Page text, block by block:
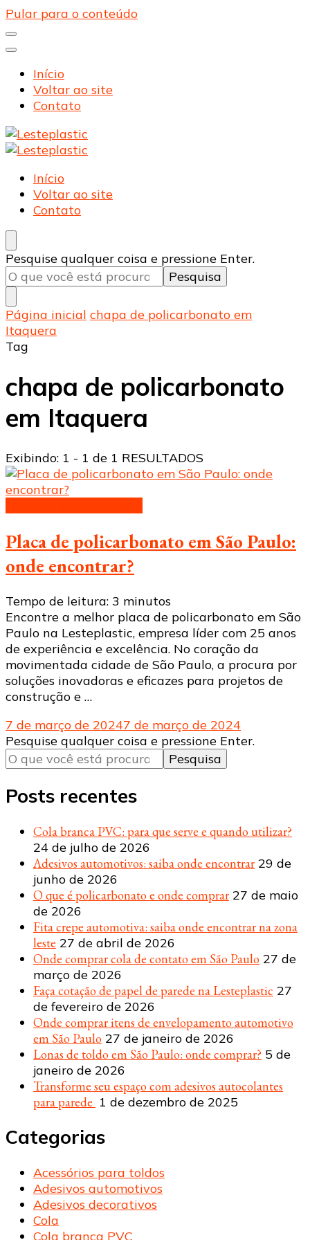
Pular para o conteúdo
Início
Voltar ao site
Contato
Lesteplastic
Blog – Lesteplastic
Lesteplastic
Blog – Lesteplastic
Início
Voltar ao site
Contato
Procurando
algo?
Pesquise qualquer coisa e pressione Enter.
Página inicial chapa de policarbonato em
Itaquera
Tag
chapa de policarbonato
em Itaquera
Exibindo: 1 - 1 de 1 RESULTADOS
Placa de policarbonato em São Paulo:
onde encontrar?
Tempo de leitura: 3 minutos
Encontre a melhor placa de policarbonato em São
Paulo na Lesteplastic, empresa líder com 25 anos
de experiência e excelência. No coração da
movimentada cidade de São Paulo, a procura por
soluções inovadoras e eficazes para projetos de
construção e …
7 de março de 20247 de março de 2024
Procurando
algo?
Pesquise qualquer coisa e pressione Enter.
Posts recentes
Cola branca PVC: para que serve e quando utilizar?
24 de julho de 2026
Adesivos automotivos: saiba onde encontrar 29 de
junho de 2026
O que é policarbonato e onde comprar 27 de maio
de 2026
Fita crepe automotiva: saiba onde encontrar na zona
leste 27 de abril de 2026
Onde comprar cola de contato em São Paulo 27 de
março de 2026
Faça cotação de papel de parede na Lesteplastic 27
de fevereiro de 2026
Onde comprar itens de envelopamento automotivo
em São Paulo 27 de janeiro de 2026
Lonas de toldo em São Paulo: onde comprar? 5 de
janeiro de 2026
Transforme seu espaço com adesivos autocolantes
para parede 1 de dezembro de 2025
Categorias
Acessórios para toldos
Adesivos automotivos
Adesivos decorativos
Cola
Cola branca PVC